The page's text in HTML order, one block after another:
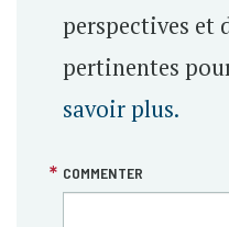
perspectives et
pertinentes
savoir plus.
COMMENTER